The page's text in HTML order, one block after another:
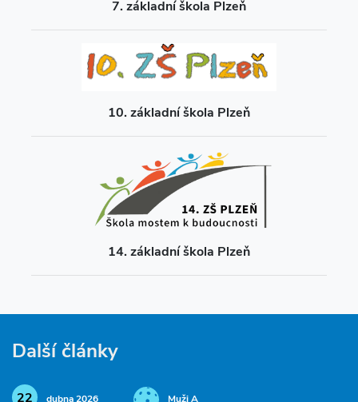
7. základní škola Plzeň
10. základní škola Plzeň
14. základní škola Plzeň
Další články
22 dubna 2026 Muži A